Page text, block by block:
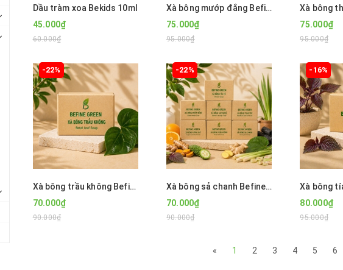
Dầu tràm xoa Bekids 10ml
45.000₫
60.000₫
Xà bông mướp đắng Befine Green
75.000₫
95.000₫
75.000₫
95.000₫
-22%
Xà bông trầu không Befine Green
70.000₫
90.000₫
-22%
Xà bông sả chanh Befine Green
70.000₫
90.000₫
-16%
80.000₫
95.000₫
« 1 2 3 4 5 6